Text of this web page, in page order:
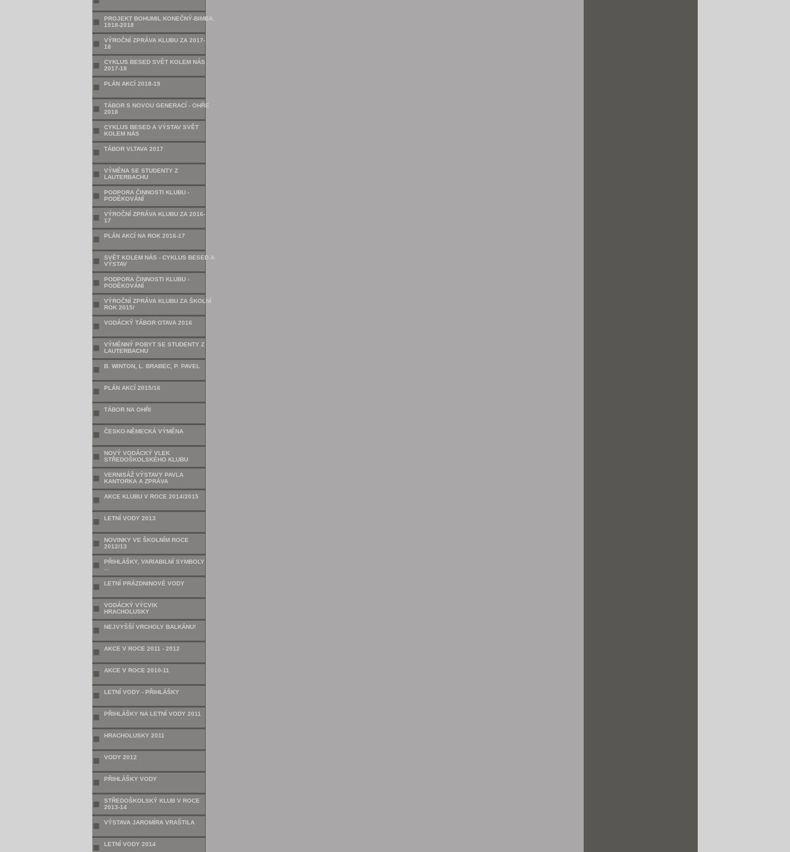
PROJEKT BOHUMIL KONEČNÝ-BIMBA,
1918-2018
VÝROČNÍ ZPRÁVA KLUBU ZA 2017-
18
CYKLUS BESED SVĚT KOLEM NÁS
2017-18
PLÁN AKCÍ 2018-19
TÁBOR S NOVOU GENERACÍ - OHŘE
2018
CYKLUS BESED A VÝSTAV SVĚT
KOLEM NÁS
TÁBOR VLTAVA 2017
VÝMĚNA SE STUDENTY Z
LAUTERBACHU
PODPORA ČINNOSTI KLUBU -
PODĚKOVÁNÍ
VÝROČNÍ ZPRÁVA KLUBU ZA 2016-
17
PLÁN AKCÍ NA ROK 2016-17
SVĚT KOLEM NÁS - CYKLUS BESED A
VÝSTAV
PODPORA ČINNOSTI KLUBU -
PODĚKOVÁNÍ
VÝROČNÍ ZPRÁVA KLUBU ZA ŠKOLNÍ
ROK 2015/
VODÁCKÝ TÁBOR OTAVA 2016
VÝMĚNNÝ POBYT SE STUDENTY Z
LAUTERBACHU
B. WINTON, L. BRABEC, P. PAVEL
PLÁN AKCÍ 2015/16
TÁBOR NA OHŘI
ČESKO-NĚMECKÁ VÝMĚNA
NOVÝ VODÁCKÝ VLEK
STŘEDOŠKOLSKÉHO KLUBU
VERNISÁŽ VÝSTAVY PAVLA
KANTORKA A ZPRÁVA
AKCE KLUBU V ROCE 2014/2015
LETNÍ VODY 2013
NOVINKY VE ŠKOLNÍM ROCE
2012/13
PŘIHLÁŠKY, VARIABILNÍ SYMBOLY
LETNÍ PRÁZDNINOVÉ VODY
VODÁCKÝ VÝCVIK
HRACHOLUSKY
NEJVYŠŠÍ VRCHOLY BALKÁNU!
AKCE V ROCE 2011 - 2012
AKCE V ROCE 2010-11
LETNÍ VODY - PŘIHLÁŠKY
PŘIHLÁŠKY NA LETNÍ VODY 2011
HRACHOLUSKY 2011
VODY 2012
PŘIHLÁŠKY VODY
STŘEDOŠKOLSKÝ KLUB V ROCE
2013-14
VÝSTAVA JAROMÍRA VRAŠTILA
LETNÍ VODY 2014